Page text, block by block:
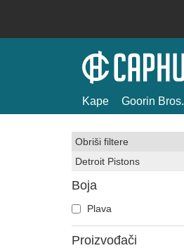
Kape Goorin Bros.
Obriši filtere
Detroit Pistons
Boja
Plava
Proizvođači